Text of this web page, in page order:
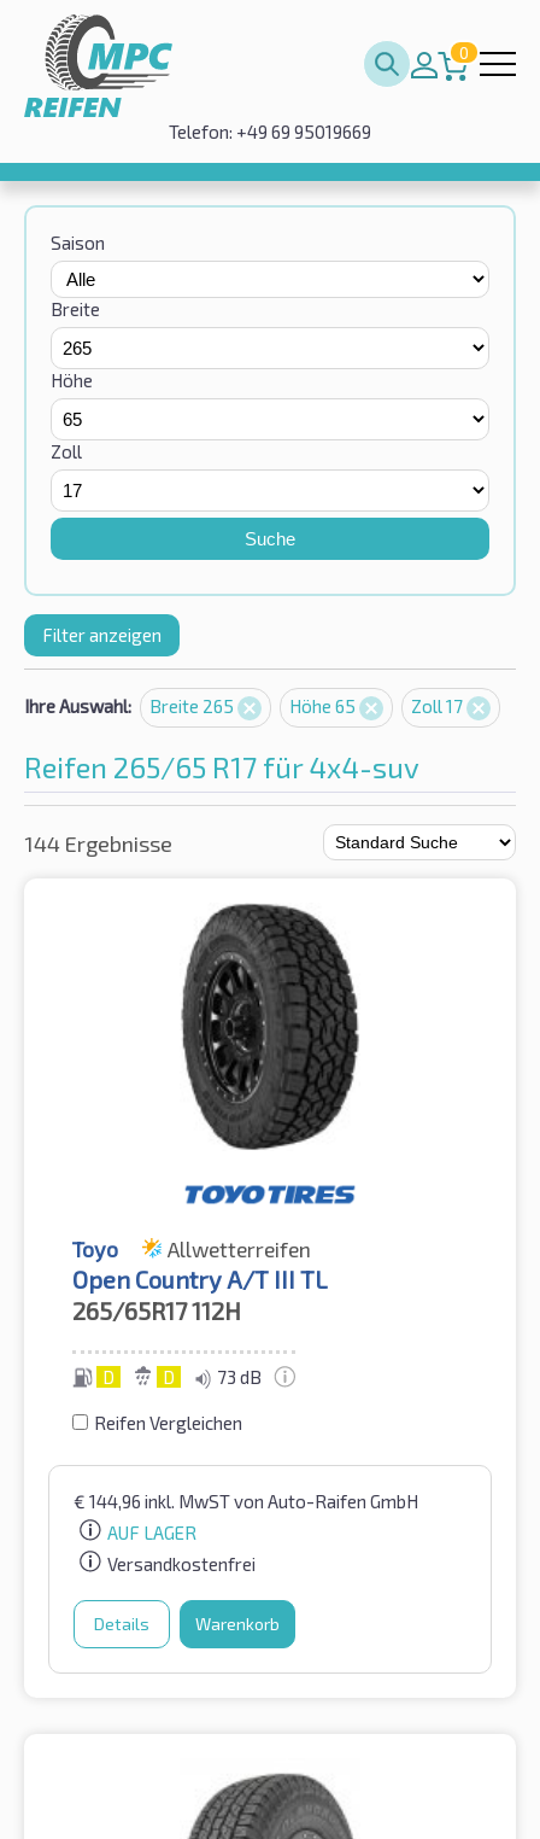
0
Telefon: +49 69 95019669
Saison
Breite
Höhe
Zoll
Suche
Filter anzeigen
Ihre Auswahl: Breite 265 Höhe 65 Zoll 17
Reifen 265/65 R17 für 4x4-suv
144 Ergebnisse
Toyo Allwetterreifen
Open Country A/T III TL
265/65R17112H
D D 73 dB
Reifen Vergleichen
€ 144,96 inkl. MwSTvon Auto-Raifen GmbH
AUF LAGER
Versandkostenfrei
Details Warenkorb